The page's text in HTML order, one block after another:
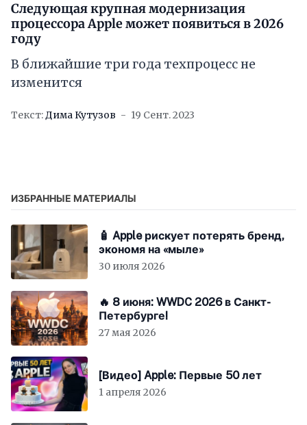
Следующая крупная модернизация
процессора Apple может появиться в 2026
году
В ближайшие три года техпроцесс не
изменится
Текст:Дима Кутузов 19 Сент. 2023
ИЗБРАННЫЕ МАТЕРИАЛЫ
🧴 Apple рискует потерять бренд,
экономя на «мыле»
30 июля 2026
🔥 8 июня: WWDC 2026 в Санкт-
Петербурге!
27 мая 2026
[Видео] Apple: Первые 50 лет
1 апреля 2026